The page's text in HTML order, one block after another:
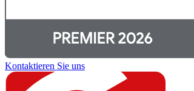
Kontaktieren Sie uns